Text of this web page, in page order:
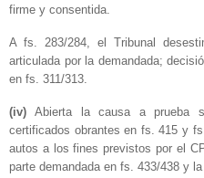
firme y consentida.
A fs. 283/284, el Tribunal
articulada por la demandada;
en fs. 311/313.
(iv)Abierta la causa a prueba
certificados obrantes en fs. 415 y
autos a los fines previstos por el
parte demandada en fs. 433/438 y